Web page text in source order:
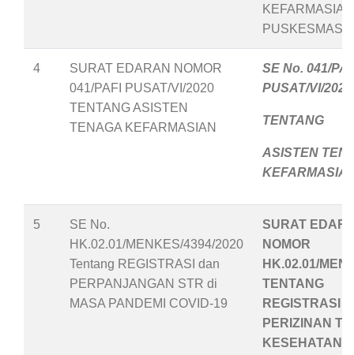
PUSKESMAS
4
SURAT EDARAN NOMOR
041/PAFI PUSAT/VI/2020
TENTANG ASISTEN
TENAGA KEFARMASIAN
SE No. 041/
PUSAT/VI/2020
TENTANG
ASISTEN
5
SE No.
HK.02.01/MENKES/4394/2020
Tentang REGISTRASI dan
PERPANJANGAN STR di
MASA PANDEMI COVID-19
SURAT
NOMOR
HK.02.01/
TENTANG
REGISTRASI
PERIZINAN
KESEHATAN